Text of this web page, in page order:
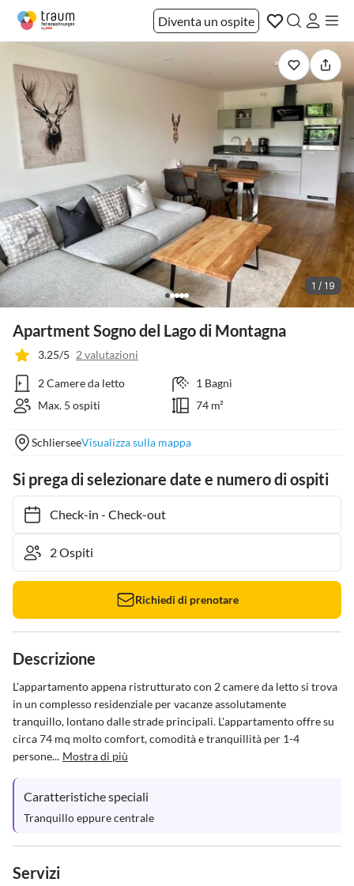
Diventa un ospite
1 / 19
Apartment Sogno del Lago di Montagna
3.25/5 2 valutazioni
2 Camere da letto
1 Bagni
Max. 5 ospiti
74 m²
SchlierseeVisualizza sulla mappa
Si prega di selezionare date e numero di ospiti
Check-in- Check-out
Richiedi di prenotare
Descrizione
L'appartamento appena ristrutturato con 2 camere da letto si trova
in un complesso residenziale per vacanze assolutamente
tranquillo, lontano dalle strade principali. L'appartamento offre su
circa 74 mq molto comfort, comodità e tranquillità per 1-4
persone... Mostra di più
Caratteristiche speciali
Tranquillo eppure centrale
Servizi